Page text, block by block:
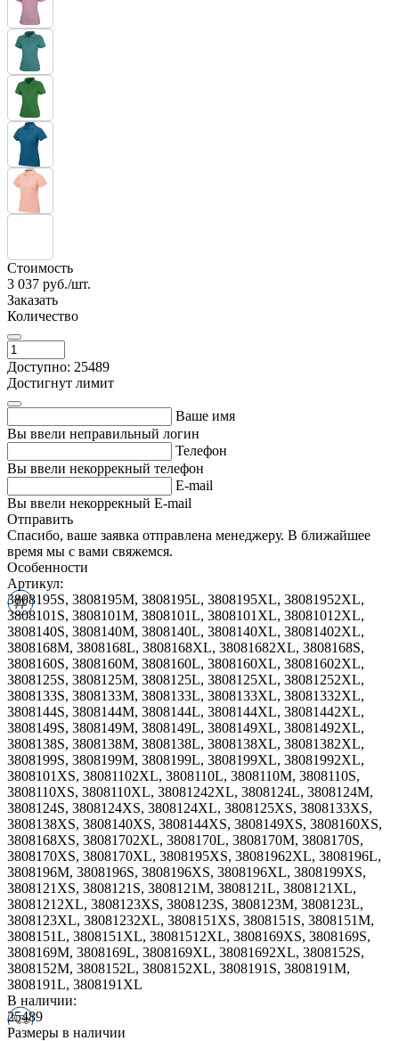
Стоимость
3 037 руб./шт.
Заказать
Количество
Доступно: 25489
Достигнут лимит
Ваше имя
Вы ввели неправильный логин
Телефон
Вы ввели некоррекный телефон
E-mail
Вы ввели некоррекный E-mail
Отправить
Спасибо, ваше заявка отправлена менеджеру. В ближайшее
время мы с вами свяжемся.
Особенности
Артикул:
3808195S, 3808195M, 3808195L, 3808195XL, 38081952XL,
3808101S, 3808101M, 3808101L, 3808101XL, 38081012XL,
3808140S, 3808140M, 3808140L, 3808140XL, 38081402XL,
3808168M, 3808168L, 3808168XL, 38081682XL, 3808168S,
3808160S, 3808160M, 3808160L, 3808160XL, 38081602XL,
3808125S, 3808125M, 3808125L, 3808125XL, 38081252XL,
3808133S, 3808133M, 3808133L, 3808133XL, 38081332XL,
3808144S, 3808144M, 3808144L, 3808144XL, 38081442XL,
3808149S, 3808149M, 3808149L, 3808149XL, 38081492XL,
3808138S, 3808138M, 3808138L, 3808138XL, 38081382XL,
3808199S, 3808199M, 3808199L, 3808199XL, 38081992XL,
3808101XS, 38081102XL, 3808110L, 3808110M, 3808110S,
3808110XS, 3808110XL, 38081242XL, 3808124L, 3808124M,
3808124S, 3808124XS, 3808124XL, 3808125XS, 3808133XS,
3808138XS, 3808140XS, 3808144XS, 3808149XS, 3808160XS,
3808168XS, 38081702XL, 3808170L, 3808170M, 3808170S,
3808170XS, 3808170XL, 3808195XS, 38081962XL, 3808196L,
3808196M, 3808196S, 3808196XS, 3808196XL, 3808199XS,
3808121XS, 3808121S, 3808121M, 3808121L, 3808121XL,
38081212XL, 3808123XS, 3808123S, 3808123M, 3808123L,
3808123XL, 38081232XL, 3808151XS, 3808151S, 3808151M,
3808151L, 3808151XL, 38081512XL, 3808169XS, 3808169S,
3808169M, 3808169L, 3808169XL, 38081692XL, 3808152S,
3808152M, 3808152L, 3808152XL, 3808191S, 3808191M,
3808191L, 3808191XL
В наличии:
25489
Размеры в наличии